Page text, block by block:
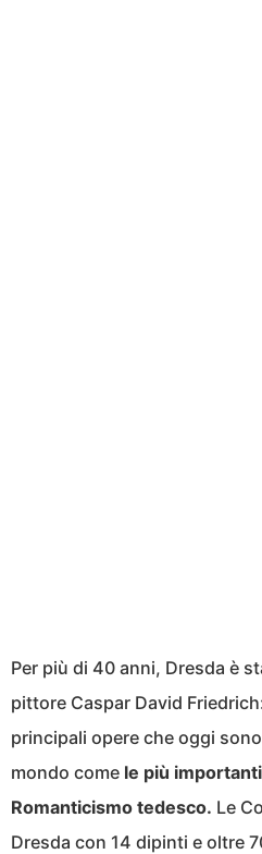
Per più di 40 anni, Dresda è
pittore Caspar David
principali opere che oggi
mondo come le più
Romanticismo tedesco. Le
Dresda con 14 dipinti e oltre